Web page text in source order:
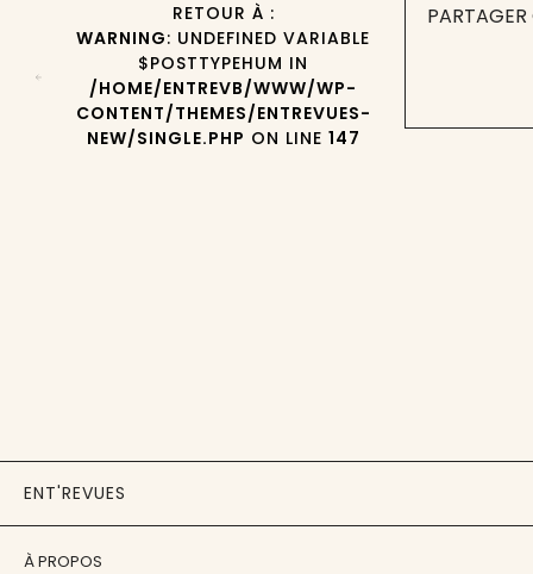
RETOUR À :
WARNING: UNDEFINED VARIABLE
$POSTTYPEHUM IN
/HOME/ENTREVB/WWW/WP-
CONTENT/THEMES/ENTREVUES-
NEW/SINGLE.PHP ON LINE 147
ENT'REVUES
À PROPOS